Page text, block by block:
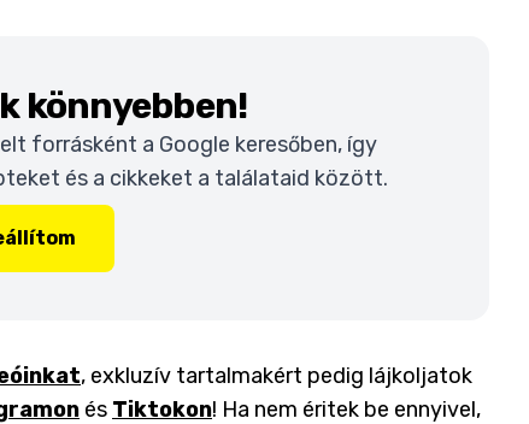
könnyebben!
forrásként a Google keresőben, így
és a cikkeket a találataid között.
, exkluzív tartalmakért pedig lájkoljatok
és Tiktokon! Ha nem éritek be ennyivel,